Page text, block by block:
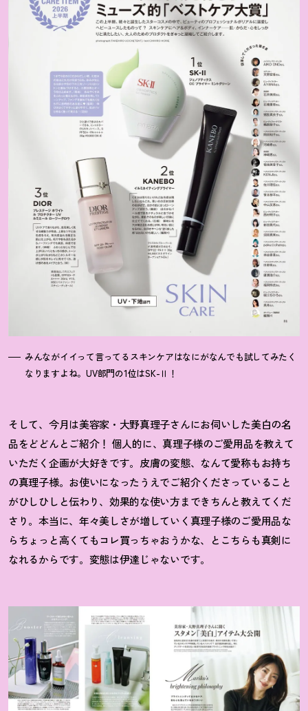
みんながイイって言ってるスキンケアはなにがなんでも試してみたく
なりますよね。UV部門の1位はSK-Ⅱ ！
そして、今月は美容家・大野真理子さんにお伺いした美白の名
品をどどんとご紹介！ 個人的に、真理子様のご愛用品を教えて
いただく企画が大好きです。皮膚の変態、なんて愛称もお持ち
の真理子様。お使いになったうえでご紹介くださっていること
がひしひしと伝わり、効果的な使い方まできちんと教えてくだ
さり。本当に、年々美しさが増していく真理子様のご愛用品な
らちょっと高くてもコレ買っちゃおうかな、とこちらも真剣に
なれるからです。変態は伊達じゃないです。